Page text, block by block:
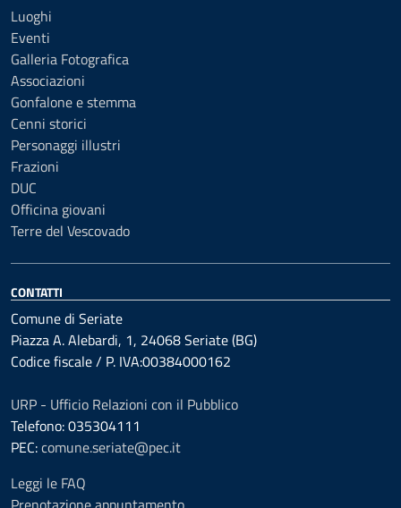
Luoghi
Eventi
Galleria Fotografica
Associazioni
Gonfalone e stemma
Cenni storici
Personaggi illustri
Frazioni
DUC
Officina giovani
Terre del Vescovado
CONTATTI
Comune di Seriate
Piazza A. Alebardi, 1, 24068 Seriate (BG)
Codice fiscale / P. IVA:00384000162
URP - Ufficio Relazioni con il Pubblico
Telefono: 035304111
PEC:comune.seriate@pec.it
Leggi le FAQ